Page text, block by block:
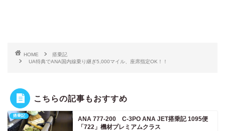
HOME
搭乗記
UA特典でANA国内線乗り継ぎ5,000マイル、座席指定OK！！
こちらの記事もおすすめ
搭乗記
ANA 777-200 C-3PO ANA JET搭乗記 1095便
「722」機材プレミアムクラス